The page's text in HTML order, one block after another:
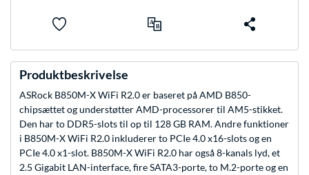
Produktbeskrivelse
ASRock B850M-X WiFi R2.0 er baseret på AMD B850-
chipsættet og understøtter AMD-processorer til AM5-stikket.
Den har to DDR5-slots til op til 128 GB RAM. Andre funktioner
i B850M-X WiFi R2.0 inkluderer to PCIe 4.0 x16-slots og en
PCIe 4.0 x1-slot. B850M-X WiFi R2.0 har også 8-kanals lyd, et
2.5 Gigabit LAN-interface, fire SATA3-porte, to M.2-porte og en